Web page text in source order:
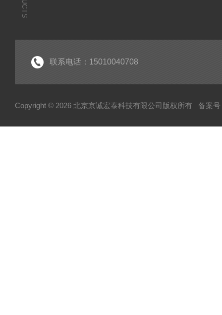
联系电话：15010040708
Copyright © 2026 北京京诚宏泰科技有限公司版权所有 备案号